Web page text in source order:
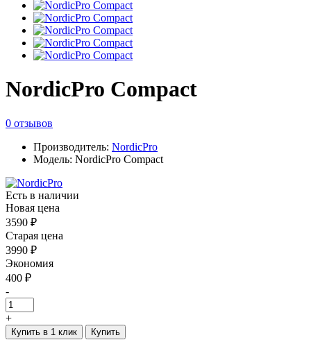
NordicPro Compact
0 отзывов
Производитель: NordicPro
Модель: NordicPro Compact
Есть в наличии
Новая цена
3590 ₽
Старая цена
3990 ₽
Экономия
400 ₽
-
+
Купить в 1 клик Купить